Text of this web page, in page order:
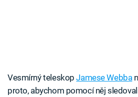
Vesmírný teleskopJamese Webba
proto, abychom pomocí něj